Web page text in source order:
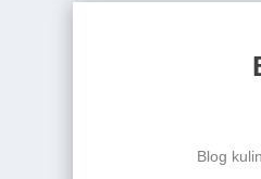
Blog